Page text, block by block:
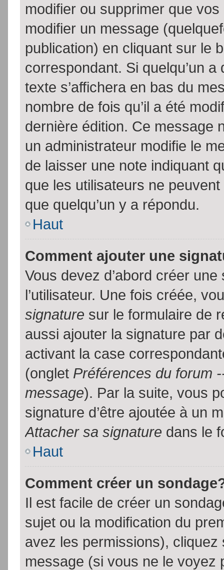
modifier ou supprimer que
modifier un message
publication) en cliquant sur le
correspondant. Si quelqu’un
texte s’affichera en bas du
nombre de fois qu’il a été
dernière édition. Ce message
un administrateur modifie le
de laisser une note indiquant
que les utilisateurs ne
que quelqu’un y a répondu.
Haut
Comment ajouter une
Vous devez d’abord créer
l’utilisateur. Une fois créée,
signature sur le formulaire de
aussi ajouter la signature par
activant la case
(onglet Préférences du forum
message). Par la suite, vous
signature d’être ajoutée à un
Attacher sa signature dans le
Haut
Comment créer un
Il est facile de créer un
sujet ou la modification du
avez les permissions), cliquez
message (si vous ne le voyez